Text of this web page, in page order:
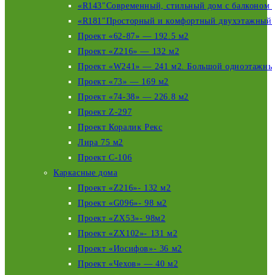
«R143″Современный, стильный дом с
«R181″Просторный и комфортный
Проект «62-87» — 192.5 м2
Проект «Z216» — 132 м2
Проект «W241» — 241 м2. Большой
Проект «73» — 169 м2
Проект «74-38» — 226.8 м2
Проект Z-297
Проект Коралик Рекс
Лира 75 м2
Проект С-106
Каркасные дома
Проект «Z216»- 132 м2
Проект «G096»- 98 м2
Проект «ZX53»- 98м2
Проект «ZX102»- 131 м2
Проект «Иосифов»- 36 м2
Проект «Чехов» — 40 м2